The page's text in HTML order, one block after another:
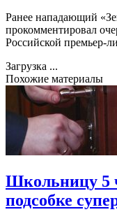
Ранее нападающий
прокомментировал
Российской премьер-
Загрузка ...
Похожие материалы
Школьницу 5
подсобке